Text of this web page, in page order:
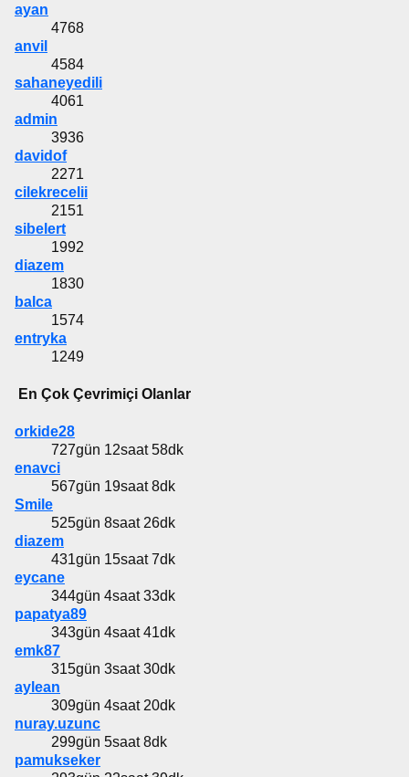
ayan
4768
anvil
4584
sahaneyedili
4061
admin
3936
davidof
2271
cilekrecelii
2151
sibelert
1992
diazem
1830
balca
1574
entryka
1249
En Çok Çevrimiçi Olanlar
orkide28
727gün 12saat 58dk
enavci
567gün 19saat 8dk
Smile
525gün 8saat 26dk
diazem
431gün 15saat 7dk
eycane
344gün 4saat 33dk
papatya89
343gün 4saat 41dk
emk87
315gün 3saat 30dk
aylean
309gün 4saat 20dk
nuray.uzunc
299gün 5saat 8dk
pamukseker